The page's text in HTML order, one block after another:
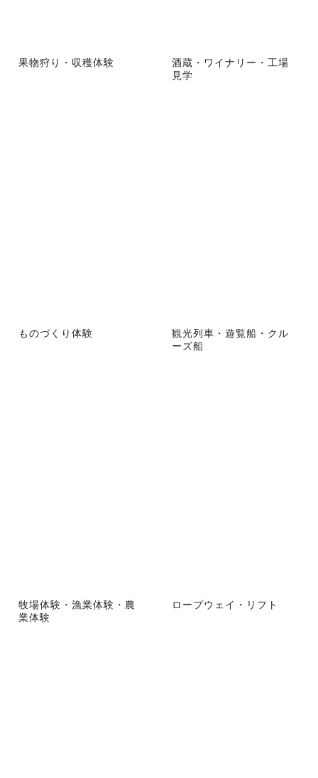
果物狩り・収穫体験
酒蔵・ワイナリー・工場
見学
ものづくり体験
観光列車・遊覧船・クル
ーズ船
牧場体験・漁業体験・農
業体験
ロープウェイ・リフト